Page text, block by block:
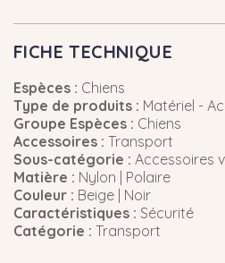
FICHE TECHNIQUE
Espèces : Chiens
Type de produits : Matériel -
Groupe Espèces : Chiens
Accessoires : Transport
Sous-catégorie : Accessoires
Matière : Nylon | Polaire
Couleur : Beige | Noir
Caractéristiques : Sécurité
Catégorie : Transport